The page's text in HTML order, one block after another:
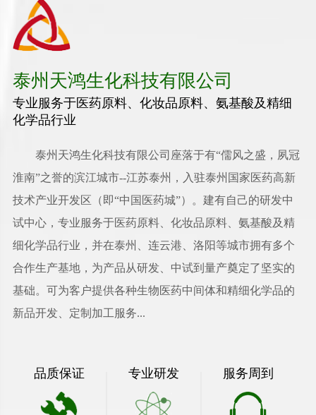
泰州天鸿生化科技有限公司
专业服务于医药原料、化妆品原料、氨基酸及精细
化学品行业
泰州天鸿生化科技有限公司 座落于有“儒风之盛，夙冠
淮南”之誉的滨江城市--江苏泰州，入驻泰州国家医药高新
技术产业开发区（即“中国医药城”）。建有自己的研发中
试中心，专业服务于医药原料、化妆品原料、氨基酸及精
细化学品行业，并在泰州、连云港、洛阳等城市拥有多个
合作生产基地，为产品从研发、中试到量产奠定了坚实的
基础。可为客户提供各种生物医药中间体和精细化学品的
新品开发、定制加工服务...
品质保证 专业研发 服务周到